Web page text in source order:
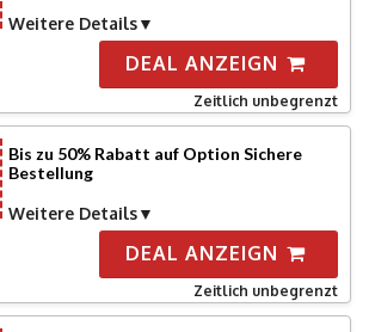
Weitere Details
DEAL ANZEIGN
Zeitlich unbegrenzt
Bis zu 50% Rabatt auf Option Sichere
Bestellung
Weitere Details
DEAL ANZEIGN
Zeitlich unbegrenzt